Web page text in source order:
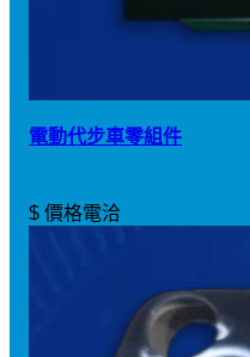
電動代步車零組件
$ 價格電洽